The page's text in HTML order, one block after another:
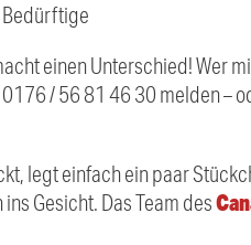
Bedürftige
einen Unterschied! Wer
/ 56 81 46 30 melden –
legt einfach ein paar
Gesicht. Das Team des